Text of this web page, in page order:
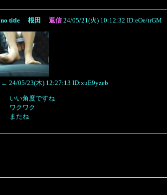
no title 根田 返信 24/05/21(火) 10:12:32 ID:eOe/trGM
← 24/05/23(木) 12:27:13 ID:xuE9yzeb
いい角度ですね
ワクワク
またね